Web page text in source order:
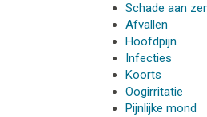
Schade aan
Afvallen
Hoofdpijn
Infecties
Koorts
Oogirritatie
Pijnlijke mond